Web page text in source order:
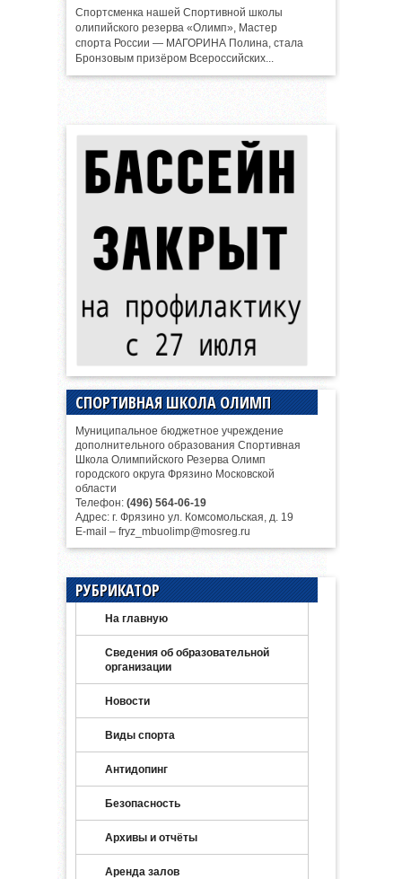
Спортсменка нашей Спортивной школы
олипийского резерва «Олимп», Мастер
спорта России — МАГОРИНА Полина, стала
Бронзовым призёром Всероссийских...
СПОРТИВНАЯ ШКОЛА ОЛИМП
Муниципальное бюджетное учреждение
дополнительного образования Спортивная
Школа Олимпийского Резерва Олимп
городского округа Фрязино Московской
области
Телефон: (496) 564-06-19
Адрес: г. Фрязино ул. Комсомольская, д. 19
E-mail – fryz_mbuolimp@mosreg.ru
РУБРИКАТОР
На главную
Сведения об образовательной
организации
Новости
Виды спорта
Антидопинг
Безопасность
Архивы и отчёты
Аренда залов